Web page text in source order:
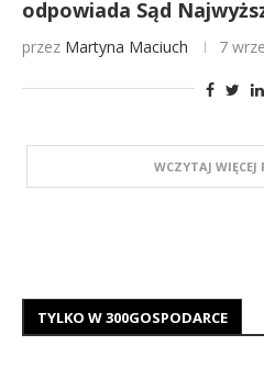
odpowiada Sąd
przez Martyna Maciuch 7
WCZYTAJ WIĘCEJ
TYLKO W 300GOSPODARCE